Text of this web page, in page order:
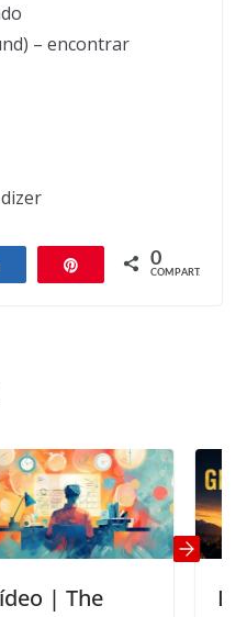
– encontrar
Compartilhar 0
COMPART.
| The
Easy